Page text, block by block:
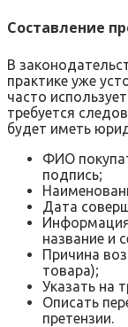
Составление
В
практике уже
часто
требуется
будет иметь
ФИО
подпись;
Дата
название и
Причина
товара);
Указать на
Описать
претензии.